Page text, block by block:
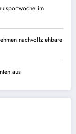
im
nachvollziehbare
aus